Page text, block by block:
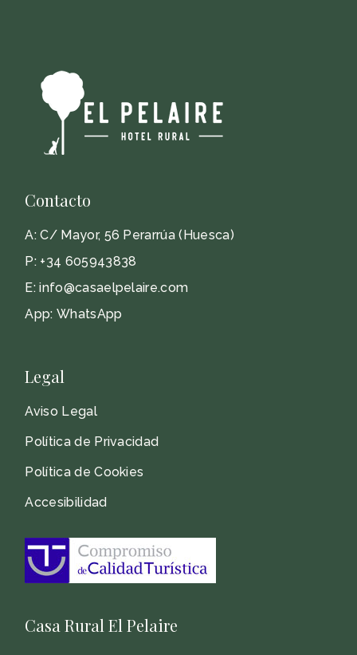
Contacto
A:C/ Mayor, 56 Perarrúa (Huesca)
P: +34 605943838
E:info@casaelpelaire.com
App: WhatsApp
Legal
Aviso Legal
Política de Privacidad
Política de Cookies
Accesibilidad
Casa Rural El Pelaire